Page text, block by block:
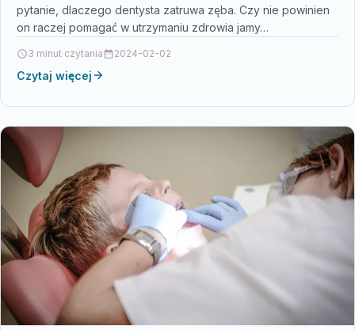
pytanie, dlaczego dentysta zatruwa zęba. Czy nie powinien
on raczej pomagać w utrzymaniu zdrowia jamy…
3 minut czytania 2024-02-02
Czytaj więcej